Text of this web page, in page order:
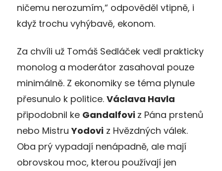
ničemu nerozumím,“ odpověděl vtipně, i
když trochu vyhýbavě, ekonom.
Za chvíli už Tomáš Sedláček vedl prakticky
monolog a moderátor zasahoval pouze
minimálně. Z ekonomiky se téma plynule
přesunulo k politice. Václava Havla
připodobnil ke Gandalfovi z Pána prstenů
nebo MistruYodovi z Hvězdných válek.
Oba prý vypadají nenápadně, ale mají
obrovskou moc, kterou používají jen